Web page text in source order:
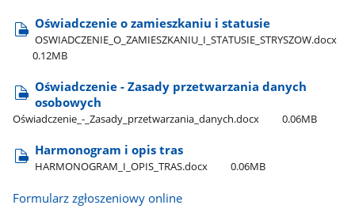
Oświadczenie o zamieszkaniu i statusie
OSWIADCZENIE​_O​_ZAMIESZKANIU​_I​_STATUSIE​_STRYSZOW.docx
0.12MB
Oświadczenie - Zasady przetwarzania danych
osobowych
Oświadczenie​_-​_Zasady​_przetwarzania​_danych.docx 0.06MB
Harmonogram i opis tras
HARMONOGRAM​_I​_OPIS​_TRAS.docx 0.06MB
Formularz zgłoszeniowy online